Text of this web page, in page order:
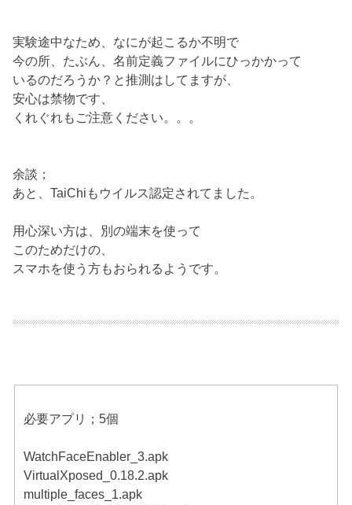
実験途中なため、なにが起こるか不明で
今の所、たぶん、名前定義ファイルにひっかかって
いるのだろうか？と推測はしてますが、
安心は禁物です、
くれぐれもご注意ください。。。
余談；
あと、TaiChiもウイルス認定されてました。
用心深い方は、別の端末を使って
このためだけの、
スマホを使う方もおられるようです。
必要アプリ；5個
WatchFaceEnabler_3.apk
VirtualXposed_0.18.2.apk
multiple_faces_1.apk